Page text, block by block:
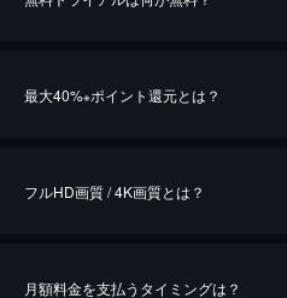
最大40%※ポイント還元とは？
※40％ポイント還元の対象は、クレジットカー
フルHD画質 / 4K画質とは？
月額料金を支払うタイミングは？